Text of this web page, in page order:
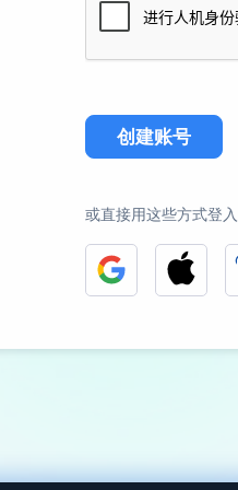
创建账号
或直接用这些方式登